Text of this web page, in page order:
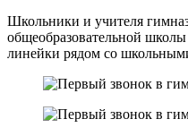
Школьники и учителя
общеобразовательной
линейки рядом со